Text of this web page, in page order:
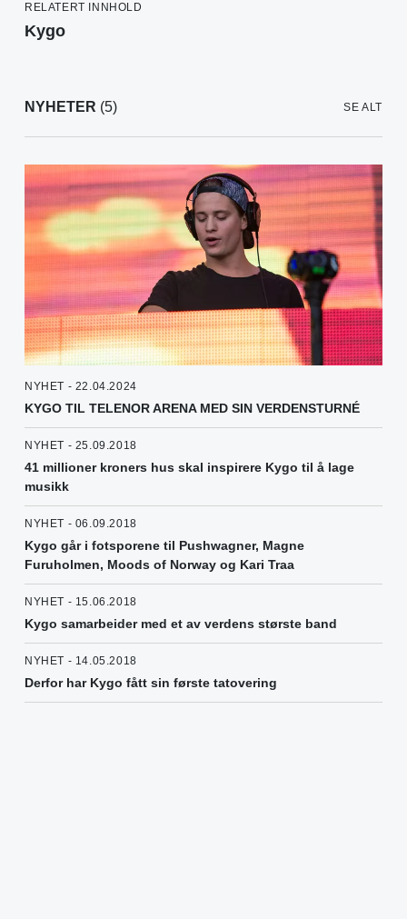
RELATERT INNHOLD
Kygo
NYHETER (5) SE ALT
NYHET - 22.04.2024
KYGO TIL TELENOR ARENA MED SIN VERDENSTURNÉ
NYHET - 25.09.2018
41 millioner kroners hus skal inspirere Kygo til å lage
musikk
NYHET - 06.09.2018
Kygo går i fotsporene til Pushwagner, Magne
Furuholmen, Moods of Norway og Kari Traa
NYHET - 15.06.2018
Kygo samarbeider med et av verdens største band
NYHET - 14.05.2018
Derfor har Kygo fått sin første tatovering